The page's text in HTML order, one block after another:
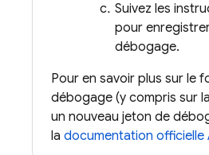
Suivez les
pour
débogage.
Pour en savoir plus sur le
débogage (y compris sur
un nouveau jeton de
la documentation officielle